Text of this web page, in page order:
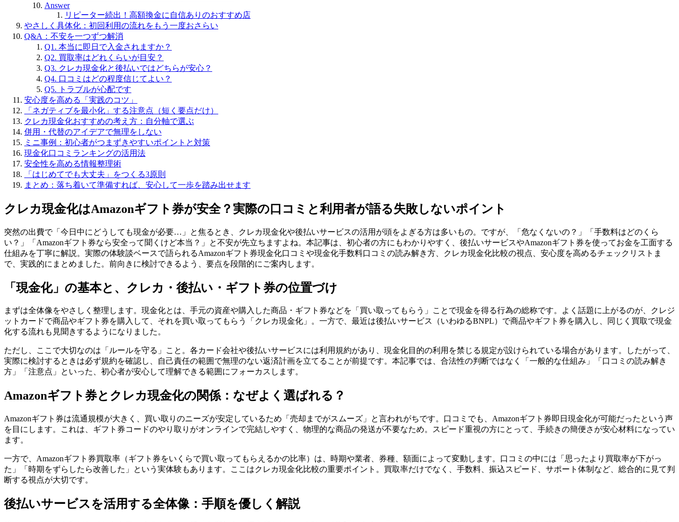
Answer
リピーター続出！高額換金に自信ありのおすすめ店
やさしく具体化：初回利用の流れをもう一度おさらい
Q&A：不安を一つずつ解消
Q1. 本当に即日で入金されますか？
Q2. 買取率はどれくらいが目安？
Q3. クレカ現金化と後払いではどちらが安心？
Q4. 口コミはどの程度信じてよい？
Q5. トラブルが心配です
安心度を高める「実践のコツ」
「ネガティブを最小化」する注意点（短く要点だけ）
クレカ現金化おすすめの考え方：自分軸で選ぶ
併用・代替のアイデアで無理をしない
ミニ事例：初心者がつまずきやすいポイントと対策
現金化口コミランキングの活用法
安全性を高める情報整理術
「はじめてでも大丈夫」をつくる3原則
まとめ：落ち着いて準備すれば、安心して一歩を踏み出せます
クレカ現金化はAmazonギフト券が安全？実際の口コミと利用者が語る失敗しないポイント
突然の出費で「今日中にどうしても現金が必要…」と焦るとき、クレカ現金化や後払いサービスの活用が頭をよぎる方は多いもの。ですが、「危なくないの？」「手数料はどのくら
い？」「Amazonギフト券なら安全って聞くけど本当？」と不安が先立ちますよね。本記事は、初心者の方にもわかりやすく、後払いサービスやAmazonギフト券を使ってお金を工面する
仕組みを丁寧に解説。実際の体験談ベースで語られるAmazonギフト券現金化口コミや現金化手数料口コミの読み解き方、クレカ現金化比較の視点、安心度を高めるチェックリストま
で、実践的にまとめました。前向きに検討できるよう、要点を段階的にご案内します。
「現金化」の基本と、クレカ・後払い・ギフト券の位置づけ
まずは全体像をやさしく整理します。現金化とは、手元の資産や購入した商品・ギフト券などを「買い取ってもらう」ことで現金を得る行為の総称です。よく話題に上がるのが、クレジ
ットカードで商品やギフト券を購入して、それを買い取ってもらう「クレカ現金化」。一方で、最近は後払いサービス（いわゆるBNPL）で商品やギフト券を購入し、同じく買取で現金
化する流れも見聞きするようになりました。
ただし、ここで大切なのは「ルールを守る」こと。各カード会社や後払いサービスには利用規約があり、現金化目的の利用を禁じる規定が設けられている場合があります。したがって、
実際に検討するときは必ず規約を確認し、自己責任の範囲で無理のない返済計画を立てることが前提です。本記事では、合法性の判断ではなく「一般的な仕組み」「口コミの読み解き
方」「注意点」といった、初心者が安心して理解できる範囲にフォーカスします。
Amazonギフト券とクレカ現金化の関係：なぜよく選ばれる？
Amazonギフト券は流通規模が大きく、買い取りのニーズが安定しているため「売却までがスムーズ」と言われがちです。口コミでも、Amazonギフト券即日現金化が可能だったという声
を目にします。これは、ギフト券コードのやり取りがオンラインで完結しやすく、物理的な商品の発送が不要なため。スピード重視の方にとって、手続きの簡便さが安心材料になってい
ます。
一方で、Amazonギフト券買取率（ギフト券をいくらで買い取ってもらえるかの比率）は、時期や業者、券種、額面によって変動します。口コミの中には「思ったより買取率が下がっ
た」「時期をずらしたら改善した」という実体験もあります。ここはクレカ現金化比較の重要ポイント。買取率だけでなく、手数料、振込スピード、サポート体制など、総合的に見て判
断する視点が大切です。
後払いサービスを活用する全体像：手順を優しく解説